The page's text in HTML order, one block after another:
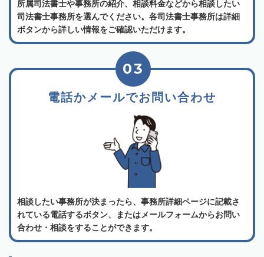
所属司法書士や事務所の紹介、相談料金などから相談したい
司法書士事務所を選んでください。各司法書士事務所は詳細
ボタンから詳しい情報をご確認いただけます。
電話かメールでお問い合わせ
03
相談したい事務所が決まったら、事務所詳細ページに記載さ
れている電話するボタン、またはメールフォームからお問い
合わせ・相談をすることができます。